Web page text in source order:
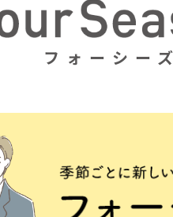
フォーシー